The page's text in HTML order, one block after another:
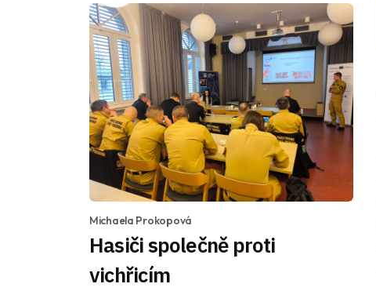
Michaela Prokopová
Hasiči společně proti
vichřicím